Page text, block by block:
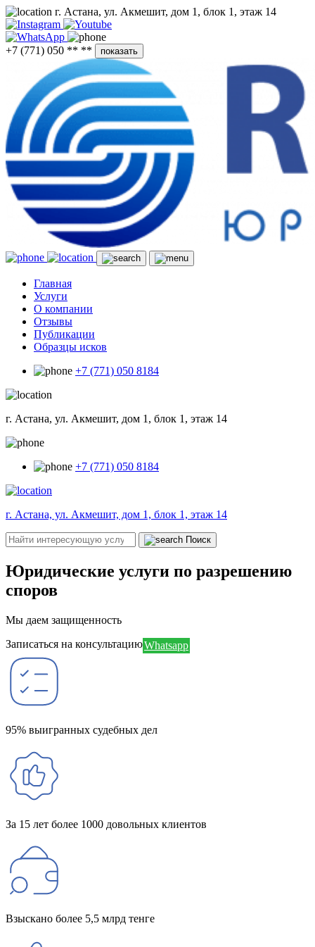
г. Астана, ул. Акмешит, дом 1, блок 1, этаж 14
+7 (771) 050 ** ** показать
Главная
Услуги
О компании
Отзывы
Публикации
Образцы исков
+7 (771) 050 8184
г. Астана, ул. Акмешит, дом 1, блок 1, этаж 14
+7 (771) 050 8184
г. Астана, ул. Акмешит, дом 1, блок 1, этаж 14
Поиск
Юридические услуги по разрешению
споров
Мы даем защищенность
Записаться на консультациюWhatsapp
95% выигранных судебных дел
За 15 лет более 1000 довольных клиентов
Взыскано более 5,5 млрд тенге